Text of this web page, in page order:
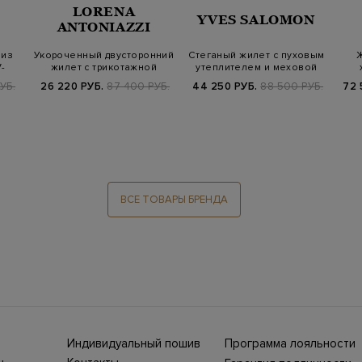
LORENA
ANTONIAZZI
Укороченный двусторонний
жилет с трикотажной
26 220 РУБ. 87 400 РУБ.
YVES SALOMON
Стеганый жилет с пуховым
утеплителем и меховой
44 250 РУБ. 88 500 РУБ. 72
ВСЕ ТОВАРЫ БРЕНДА
Индивидуальный пошив
Ежегодно в бутики
Программа лояльности